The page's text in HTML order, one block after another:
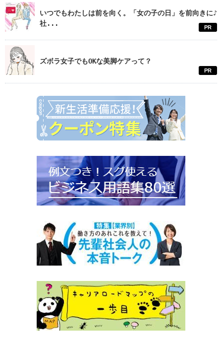
いつでもわたしは前を向く。「女の子の日」を前向きに♪
社...
PR
ズボラ女子でもOKな美脚ケアって？
PR